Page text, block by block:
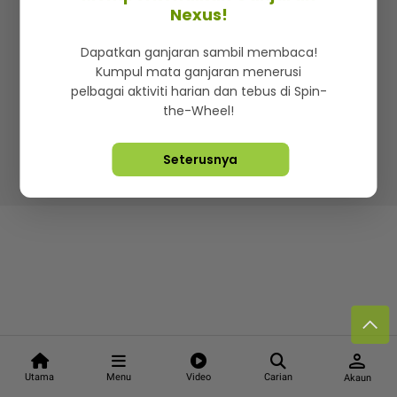
Utama Menu Video Carian
person
Akaun
Iklan di SMG360
Terma & Syarat Dasar Privasi
Lebih hot, viral dan sensasi
Hakcipta Terpelihara ©2026. Star Media Group Berhad
Nexus!
Dapatkan ganjaran sambil membaca!
Kumpul mata ganjaran menerusi
pelbagai aktiviti harian dan tebus di Spin-
the-Wheel!
Seterusnya